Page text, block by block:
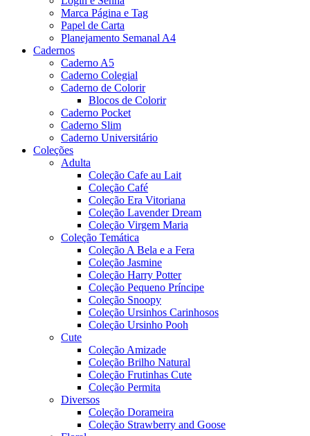
Marca Página e Tag
Papel de Carta
Planejamento Semanal A4
Cadernos
Caderno A5
Caderno Colegial
Caderno de Colorir
Blocos de Colorir
Caderno Pocket
Caderno Slim
Caderno Universitário
Coleções
Adulta
Coleção Cafe au Lait
Coleção Café
Coleção Era Vitoriana
Coleção Lavender Dream
Coleção Virgem Maria
Coleção Temática
Coleção A Bela e a Fera
Coleção Jasmine
Coleção Harry Potter
Coleção Pequeno Príncipe
Coleção Snoopy
Coleção Ursinhos Carinhosos
Coleção Ursinho Pooh
Cute
Coleção Amizade
Coleção Brilho Natural
Coleção Frutinhas Cute
Coleção Permita
Diversos
Coleção Dorameira
Coleção Strawberry and Goose